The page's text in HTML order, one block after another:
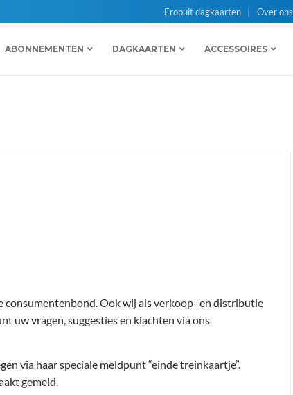
Eropuit dagkaarten Over ons
ABONNEMENTEN DAGKAARTEN ACCESSOIRES
consumentenbond. Ook wij als verkoop- en distributie
uw vragen, suggesties en klachten via ons
via haar speciale meldpunt “einde treinkaartje”.
gemeld.